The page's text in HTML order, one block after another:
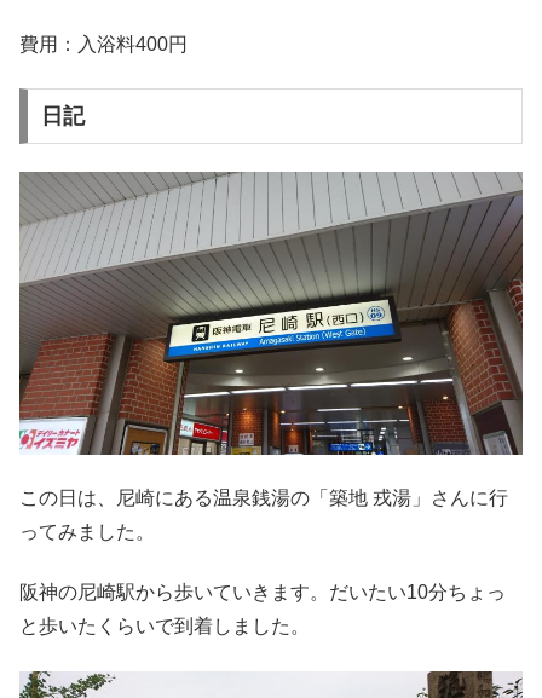
費用：入浴料400円
日記
この日は、尼崎にある温泉銭湯の「築地 戎湯」さんに行
ってみました。
阪神の尼崎駅から歩いていきます。だいたい10分ちょっ
と歩いたくらいで到着しました。